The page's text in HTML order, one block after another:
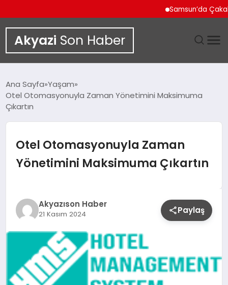
Samsun’da Çakallı
Akyazi Son Haber
SIYASET
TEKNOLOJI
YAŞAM
Ana Sayfa Yaşam
Otel Otomasyonuyla Zaman Yönetimini Maksimuma
Çıkartın
Otel Otomasyonuyla Zaman
Yönetimini Maksimuma Çıkartın
Akyazıson Haber
21 Kasım 2024 Paylaş